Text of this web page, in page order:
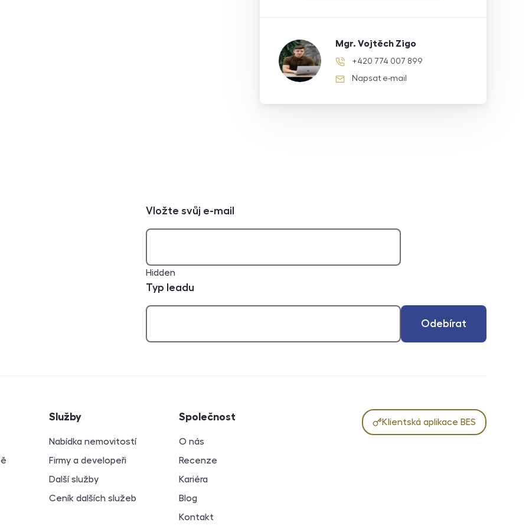
Mgr. Vojtěch Zigo
telefonní číslo
+420 774 007 899
e-mail
Napsat e-mail
Vložte svůj e-mail
Hidden
Typ leadu
Odebírat
Služby
Nabídka nemovitostí
Firmy a developeři
Další služby
Ceník dalších služeb
Společnost
O nás
Recenze
Kariéra
Blog
Kontakt
Klientská aplikace BES